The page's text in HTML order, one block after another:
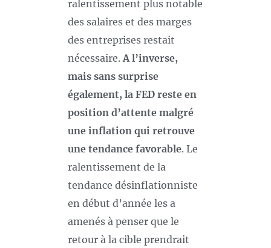
ralentissement plus notable
des salaires et des marges
des entreprises restait
nécessaire.A l’inverse,
mais sans surprise
également, la FED reste en
position d’attente malgré
une inflation qui retrouve
une tendance favorable. Le
ralentissement de la
tendance désinflationniste
en début d’année les a
amenés à penser que le
retour à la cible prendrait